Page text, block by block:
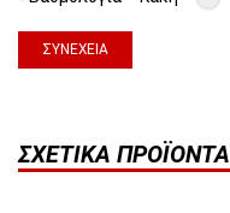
ΣΥΝΈΧΕΙΑ
ΣΧΕΤΙΚΆ ΠΡΟΪΌΝΤΑ